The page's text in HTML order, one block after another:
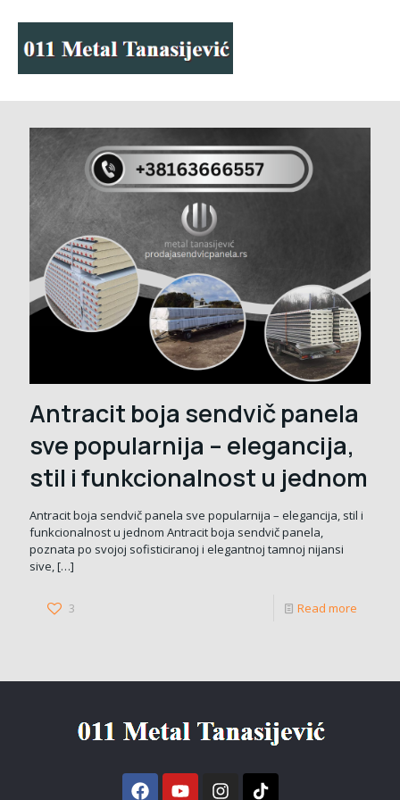
Antracit boja sendvič panela
sve popularnija – elegancija,
stil i funkcionalnost u jednom
Antracit boja sendvič panela sve popularnija – elegancija, stil i
funkcionalnost u jednom Antracit boja sendvič panela,
poznata po svojoj sofisticiranoj i elegantnoj tamnoj nijansi
sive,[…]
3 Read more